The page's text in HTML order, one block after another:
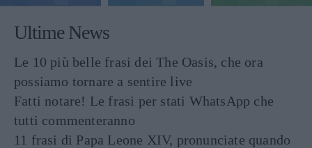
Ultime News
Le 10 più belle frasi dei The Oasis, che ora
possiamo tornare a sentire live
Fatti notare! Le frasi per stati WhatsApp che
tutti commenteranno
11 frasi di Papa Leone XIV, pronunciate quando